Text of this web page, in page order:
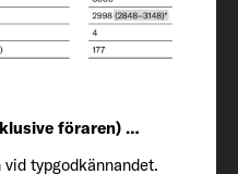
föraren) …
typgodkännandet.